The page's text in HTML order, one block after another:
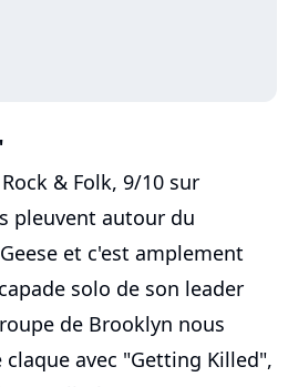
& Folk, 9/10 sur
pleuvent autour du
et c'est amplement
solo de son leader
de Brooklyn nous
avec "Getting Killed",